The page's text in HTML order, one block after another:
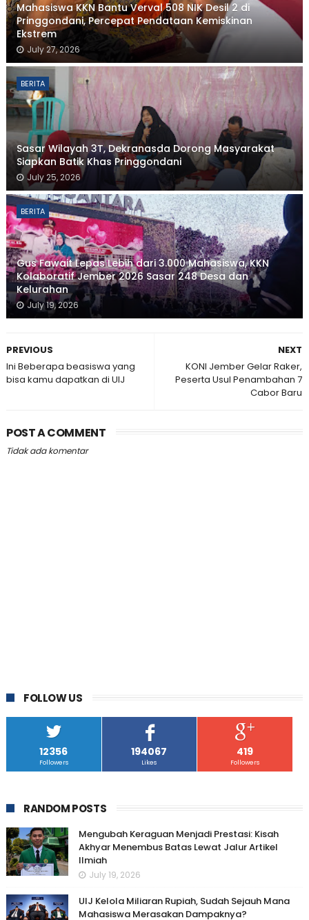
Mahasiswa KKN Bantu Verval 508 NIK Desil 2 di
Pringgondani, Percepat Pendataan Kemiskinan
Ekstrem
July 27, 2026
BERITA
Sasar Wilayah 3T, Dekranasda Dorong Masyarakat
Siapkan Batik Khas Pringgondani
July 25, 2026
BERITA
Gus Fawait Lepas Lebih dari 3.000 Mahasiswa, KKN
Kolaboratif Jember 2026 Sasar 248 Desa dan
Kelurahan
July 19, 2026
NEXT
KONI Jember Gelar Raker,
Peserta Usul Penambahan 7
Cabor Baru
PREVIOUS
Ini Beberapa beasiswa yang
bisa kamu dapatkan di UIJ
POST A COMMENT
Tidak ada komentar
FOLLOW US
12356
Followers
194067
Likes
419
Followers
RANDOM POSTS
Mengubah Keraguan Menjadi Prestasi: Kisah
Akhyar Menembus Batas Lewat Jalur Artikel
Ilmiah
July 19, 2026
UIJ Kelola Miliaran Rupiah, Sudah Sejauh Mana
Mahasiswa Merasakan Dampaknya?